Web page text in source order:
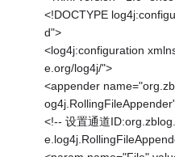
<!DOCTYPE
d">
<log4j:configuration
e.org/log4j/">
<appender
<!-- 设置通道